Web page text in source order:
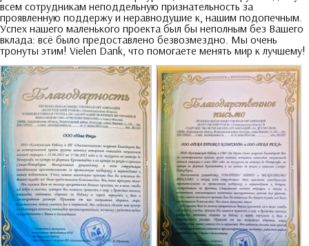
всем сотрудникам неподдельную признательность за
проявленную поддержу и неравнодушие к нашим подопечным
Успех нашего маленького проекта был бы неполным без Вашего
вклада: всё было предоставлено безвозмездно Мы очень
тронуты этим! Vielen Dank, что помогаете менять мир к лучшему!